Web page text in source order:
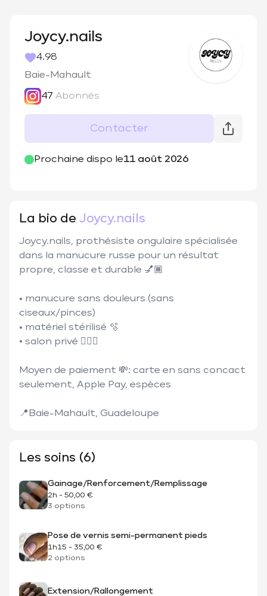
Joycy.nails
4.98
Baie-Mahault
47 Abonnés
Contacter
Prochaine dispo le11 août 2026
@joycy.nails
La bio de Joycy.nails
Joycy.nails, prothésiste ongulaire spécialisée
dans la manucure russe pour un résultat
propre, classe et durable 💅🏾
• manucure sans douleurs (sans
ciseaux/pinces)
• matériel stérilisé 🫧
• salon privé 🧘🏾‍♀️
Moyen de paiement 💸: carte en sans concact
seulement, Apple Pay, espèces
📍Baie-Mahault, Guadeloupe
Les soins (6)
Gainage/Renforcement/Remplissage
2h - 50,00 €
3 options
Pose de vernis semi-permanent pieds
1h15 - 35,00 €
2 options
Extension/Rallongement